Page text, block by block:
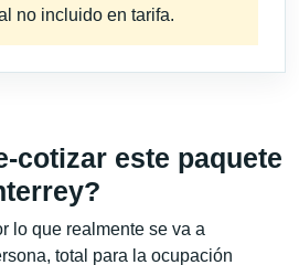
no incluido en tarifa.
cotizar este paquete
lo que realmente se va a
total para la ocupación